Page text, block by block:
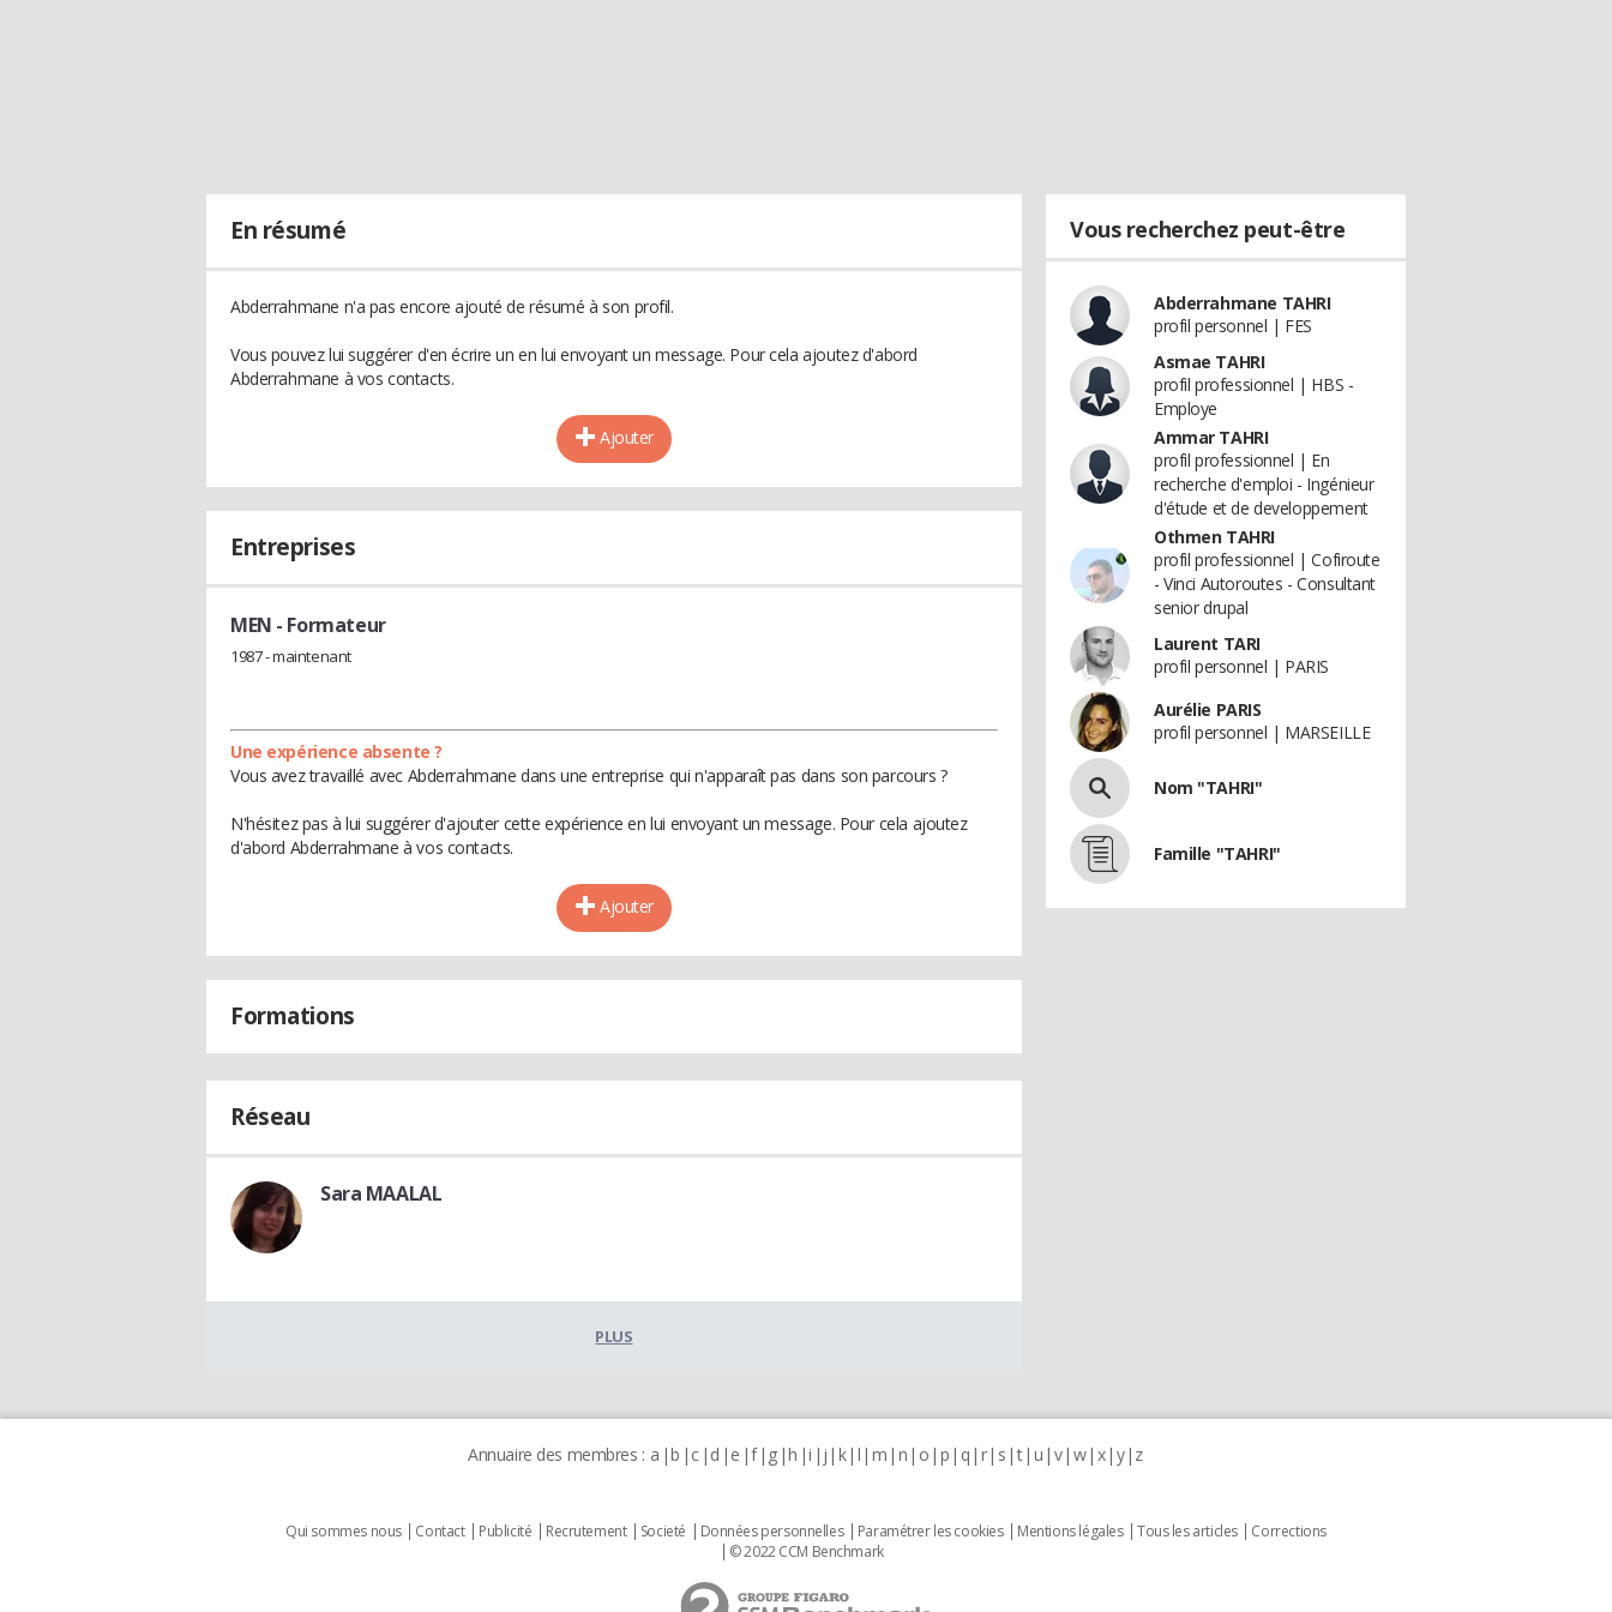
En résumé
Abderrahmane n'a pas encore ajouté de résumé à son profil.
Vous pouvez lui suggérer d'en écrire un en lui envoyant un message. Pour cela ajoutez d'abord
Abderrahmane à vos contacts.
Ajouter
Entreprises
MEN - Formateur
1987 - maintenant
Une expérience absente ?
Vous avez travaillé avec Abderrahmane dans une entreprise qui n'apparaît pas dans son parcours ?
N'hésitez pas à lui suggérer d'ajouter cette expérience en lui envoyant un message. Pour cela ajoutez
d'abord Abderrahmane à vos contacts.
Ajouter
Formations
Réseau
Sara MAALAL
PLUS
Vous recherchez peut-être
Abderrahmane TAHRI
profil personnel | FES
Asmae TAHRI
profil professionnel | HBS -
Employe
Ammar TAHRI
profil professionnel | En
recherche d'emploi - Ingénieur
d'étude et de developpement
Othmen TAHRI
profil professionnel | Cofiroute
- Vinci Autoroutes - Consultant
senior drupal
Laurent TARI
profil personnel | PARIS
Aurélie PARIS
profil personnel | MARSEILLE
Nom "TAHRI"
Famille "TAHRI"
Annuaire des membres : a b c d e f g h i j k l m n o p q r s t u v w x y z
Qui sommes nous Contact Publicité Recrutement Societé Données personnelles Paramétrer les cookies Mentions légales Tous les articles
Corrections
© 2022 CCM Benchmark